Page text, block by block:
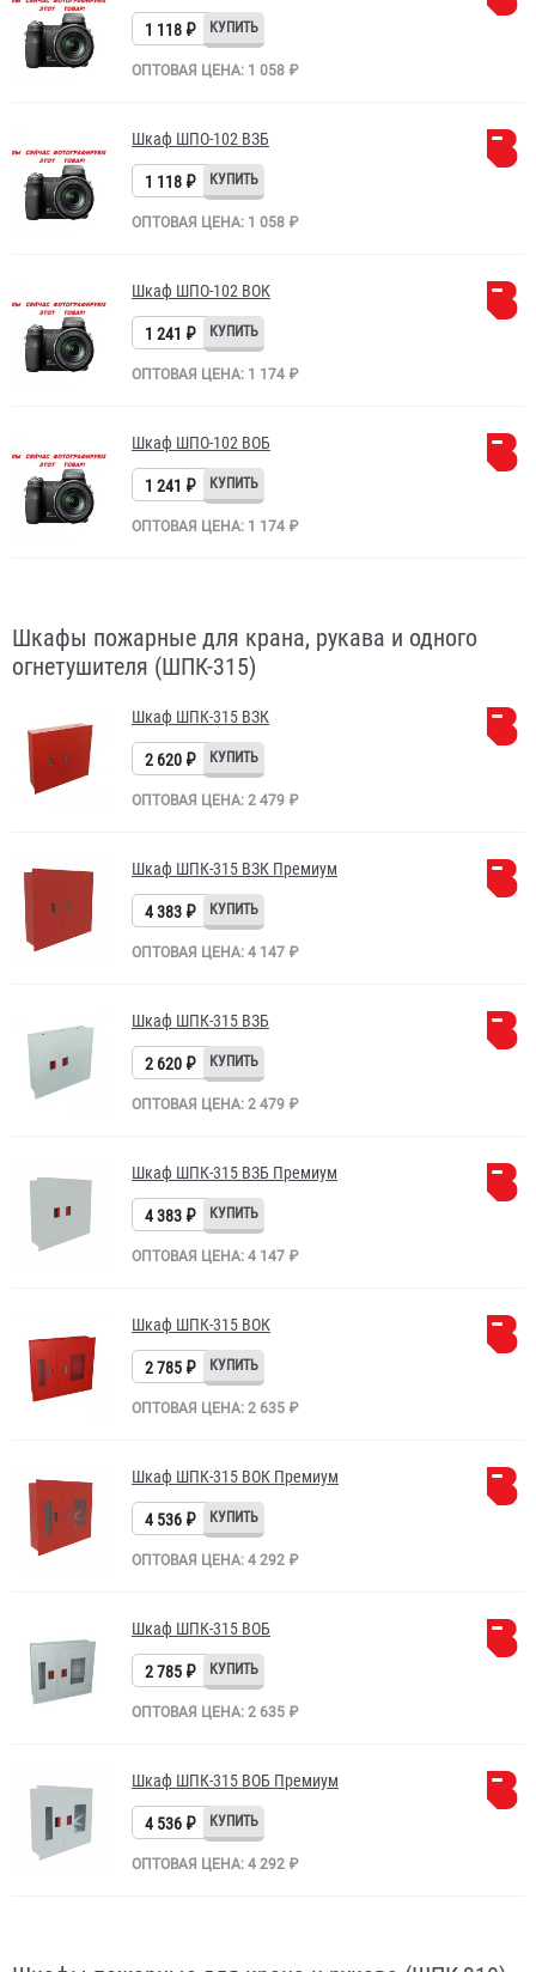
1 118 ₽
ОПТОВАЯ ЦЕНА: 1 058 ₽
Шкаф ШПО-102 ВЗБ
1 118 ₽
ОПТОВАЯ ЦЕНА: 1 058 ₽
Шкаф ШПО-102 ВОК
1 241 ₽
ОПТОВАЯ ЦЕНА: 1 174 ₽
Шкаф ШПО-102 ВОБ
1 241 ₽
ОПТОВАЯ ЦЕНА: 1 174 ₽
Шкафы пожарные для крана, рукава и одного
огнетушителя (ШПК-315)
Шкаф ШПК-315 ВЗК
2 620 ₽
ОПТОВАЯ ЦЕНА: 2 479 ₽
Шкаф ШПК-315 ВЗК Премиум
4 383 ₽
ОПТОВАЯ ЦЕНА: 4 147 ₽
Шкаф ШПК-315 ВЗБ
2 620 ₽
ОПТОВАЯ ЦЕНА: 2 479 ₽
Шкаф ШПК-315 ВЗБ Премиум
4 383 ₽
ОПТОВАЯ ЦЕНА: 4 147 ₽
Шкаф ШПК-315 ВОК
2 785 ₽
ОПТОВАЯ ЦЕНА: 2 635 ₽
Шкаф ШПК-315 ВОК Премиум
4 536 ₽
ОПТОВАЯ ЦЕНА: 4 292 ₽
Шкаф ШПК-315 ВОБ
2 785 ₽
ОПТОВАЯ ЦЕНА: 2 635 ₽
Шкаф ШПК-315 ВОБ Премиум
4 536 ₽
ОПТОВАЯ ЦЕНА: 4 292 ₽